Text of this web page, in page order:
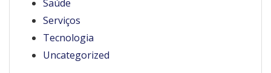
Saúde
Serviços
Tecnologia
Uncategorized